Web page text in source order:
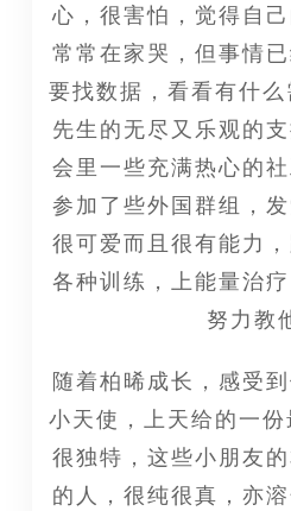
心，很害怕，觉得自己
常常在家哭，但事情
要找数据，看看有什
先生的无尽又乐观的
会里一些充满热心的
参加了些外国群组，
很可爱而且很有能力
各种训练，上能量治
努力教
随着柏晞成长，感受
小天使，上天给的一
很独特，这些小朋友
的人，很纯很真，亦